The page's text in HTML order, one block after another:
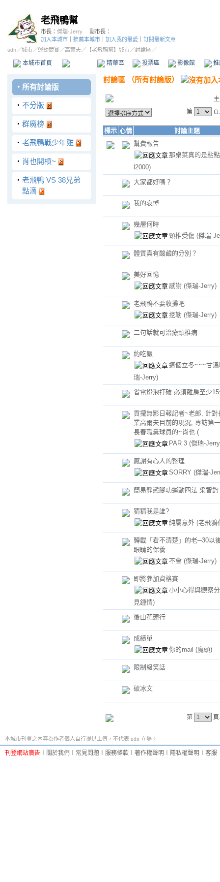
老飛鴨幫
市長： 傑瑞-Jerry
副市長：
加入本城市
推薦本城市 加入我的最愛
訂閱最新文章
udn／城市／運動競賽／高爾夫／ 【老飛鴨幫】城市／討論區／
本城市首頁 精華區 投票區 影像館
‧ 所有討論版
‧ 不分版
‧ 群魔榜
‧ 老飛鴨戰少年雞
‧ 肖也開槓~
‧ 老飛鴨 VS 38兄弟
點滴
討論區 （所有討論版）
第
標示 心情
討論主題
幫費報告
那桌菜真的是點
l2000)
大家都好嗎？
我的哀悼
幾層何時
頸椎受傷 (傑瑞-
體質真有酸鹼的分別？
美好回憶
感謝 (傑瑞-Jerry)
老飛鴨不要收攤吧
挖勒 (傑瑞-Jerry)
二句話就可治療頸椎病
約吃飯
這個立冬~~~甘
瑞-Jerry)
省電燈泡打破 必須離房至少
貢攏無影日報記者~老郎, 針對
業高爾夫目前的現況, 專訪第
長春職業球員的~肖也.(
PAR 3 (傑瑞-
感謝有心人的整理
SORRY (傑瑞-
簡易靜態腳功運動四法 梁智
猜猜我是誰?
純屬意外 (老飛鴉
轉載「看不清楚」的老─30以
眼睛的保養
不會 (傑瑞-Jerry)
即將參加資格賽
小小心得與觀察
見鍾情)
後山花蓮行
成績單
你的mail (魔頭)
限制級笑話
破冰文
第
本城市刊登之內容為作者個人自行提供上傳，不代表 udn 立場。
刊登網站廣告 關於我們 常見問題 服務條款 著作權聲明 隱私權聲明 客服